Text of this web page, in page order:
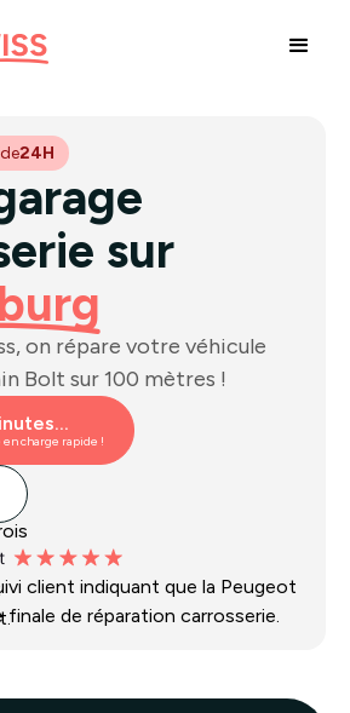
24H
sur
on répare votre véhicule
Bolt sur 100 mètres !
charge rapide !